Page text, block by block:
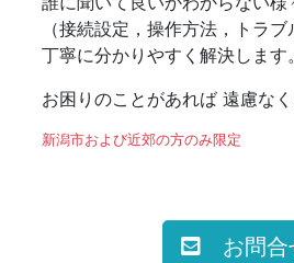
（接続設定，操作方法，トラブ
丁寧に分かりやすく解決します。
お困りのことがあれば 遠慮なく
新潟市および近郊の方のみ限定
お問合